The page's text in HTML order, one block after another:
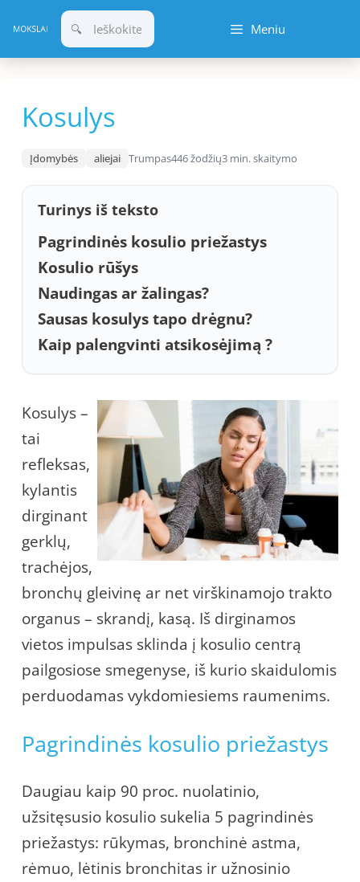
prie
turinio
Meniu
Kosulys
Įdomybės aliejai Trumpas446 žodžių3 min. skaitymo
Turinys iš teksto
Pagrindinės kosulio priežastys
Kosulio rūšys
Naudingas ar žalingas?
Sausas kosulys tapo drėgnu?
Kaip palengvinti atsikosėjimą ?
Kosulys –
tai
refleksas,
kylantis
dirginant
gerklų,
trachėjos,
bronchų gleivinę ar net virškinamojo trakto
organus – skrandį, kasą. Iš dirginamos
vietos impulsas sklinda į kosulio centrą
pailgosiose smegenyse, iš kurio skaidulomis
perduodamas vykdomiesiems raumenims.
Pagrindinės kosulio priežastys
Daugiau kaip 90 proc. nuolatinio,
užsitęsusio kosulio sukelia 5 pagrindinės
priežastys: rūkymas, bronchinė astma,
rėmuo, lėtinis bronchitas ir užnosinio